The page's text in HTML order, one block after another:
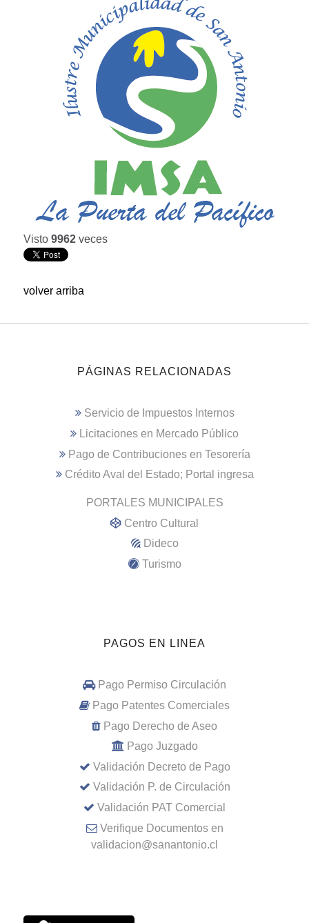
Visto 9962 veces
volver arriba
PÁGINAS RELACIONADAS
Servicio de Impuestos Internos
Licitaciones en Mercado Público
Pago de Contribuciones en Tesorería
Crédito Aval del Estado; Portal ingresa
PORTALES MUNICIPALES
Centro Cultural
Dideco
Turismo
PAGOS EN LINEA
Pago Permiso Circulación
Pago Patentes Comerciales
Pago Derecho de Aseo
Pago Juzgado
Validación Decreto de Pago
Validación P. de Circulación
Validación PAT Comercial
Verifique Documentos en
validacion@sanantonio.cl